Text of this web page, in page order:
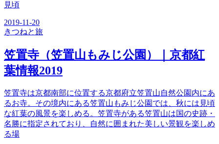
見頃
2019-11-20
きつねと旅
笠置寺（笠置山もみじ公園）｜京都紅
葉情報2019
笠置寺は京都南部に位置する京都府立笠置山自然公園内にあ
るお寺。その境内にある笠置山もみじ公園では、秋には見頃
な紅葉の風景を楽しめる。笠置寺がある笠置山は国の史跡・
名勝に指定されており、自然に囲まれた美しい景観を楽しめ
る場